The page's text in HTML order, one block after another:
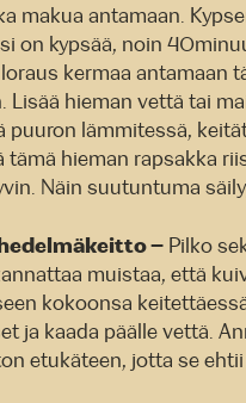
makua antamaan.
on kypsää, noin
kermaa antamaan
Lisää hieman vettä tai
puuron lämmitessä,
tämä hieman rapsakka
Näin suutuntuma
– Pilko
muistaa, että
kokoonsa
ja kaada päälle vettä.
etukäteen, jotta se